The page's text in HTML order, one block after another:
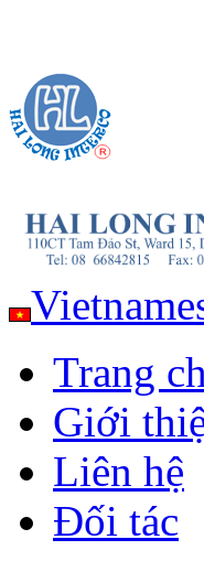
Trang
Giới
Liên hệ
Đối tác